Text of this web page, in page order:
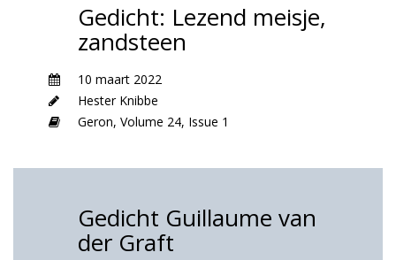
Gedicht: Lezend meisje,
zandsteen
10 maart 2022
Hester Knibbe
Geron, Volume 24, Issue 1
Gedicht Guillaume van
der Graft